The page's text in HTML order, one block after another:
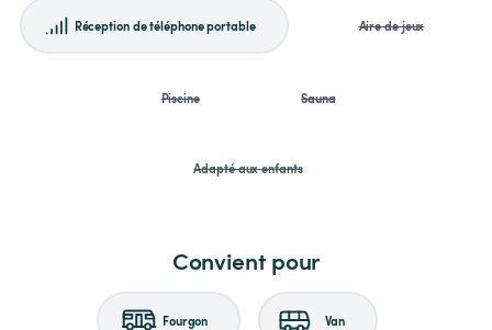
Réception de téléphone portable Aire de jeux
Piscine Sauna
Adapté aux enfants
Convient pour
Fourgon Van